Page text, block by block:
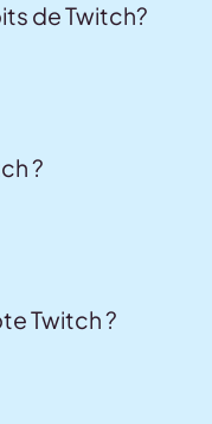
de Twitch?
?
Twitch ?